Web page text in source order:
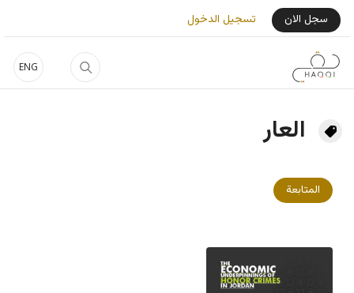
تجاوز إلى المحتوى الرئيسي
ENG
User Login Menu
سجل الان تسجيل الدخول
العار
المتابعة